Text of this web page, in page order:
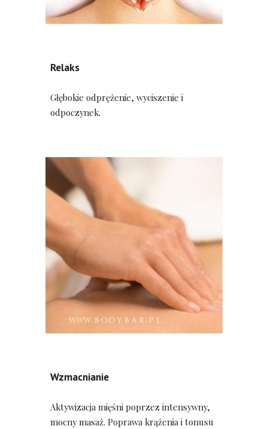
Relaks
Głębokie odprężenie, wyciszenie i
odpoczynek.
Wzmacnianie
Aktywizacja mięśni poprzez intensywny,
mocny masaż. Poprawa krążenia i tonusu